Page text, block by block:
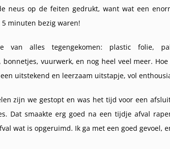
neus op de feiten gedrukt, want wat een
minuten bezig waren!
van alles tegengekomen: plastic folie,
bonnetjes, vuurwerk, en nog heel veel meer.
uitstekend en leerzaam uitstapje, vol
zijn we gestopt en was het tijd voor een
Dat smaakte erg goed na een tijdje afval
wat is opgeruimd. Ik ga met een goed